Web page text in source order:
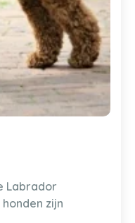
Labrador
zijn